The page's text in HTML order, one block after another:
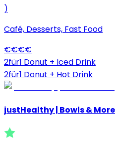
)
Café, Desserts, Fast Food
€€€€
2für1 Donut + Iced Drink
2für1 Donut + Hot Drink
justHealthy | Bowls & More